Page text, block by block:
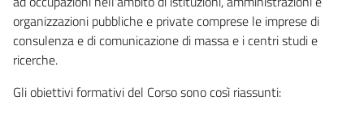
organizzazioni pubbliche e private comprese le imprese di
consulenza e di comunicazione di massa e i centri studi e
ricerche.
Gli obiettivi formativi del Corso sono così riassunti: